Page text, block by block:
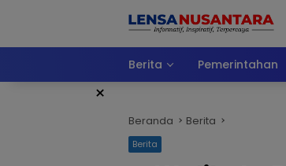
Berita
Pemerintahan
×
Beranda Berita
Berita